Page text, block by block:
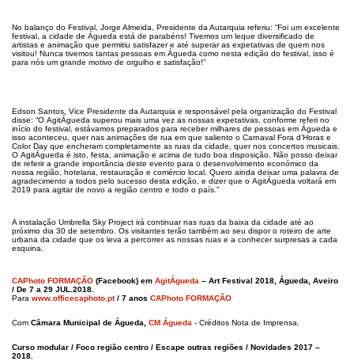
No balanço do Festival, Jorge Almeida, Presidente da Autarquia referiu: “Foi um excelente
festival, a cidade de Águeda está de parabéns! Tivemos um leque diversificado de
artistas e animação que permitiu satisfazer e até superar as expetativas de quem nos
visitou! Nunca tivemos tantas pessoas em Águeda como nesta edição do festival, isso é
para nós um grande motivo de orgulho e satisfação!”
Edson Santos, Vice Presidente da Autarquia e responsável pela organização do Festival
disse: “O AgitÁgueda superou mais uma vez as nossas expetativas, conforme referi no
início do festival, estávamos preparados para receber milhares de pessoas em Águeda e
isso aconteceu, quer nas animações de rua em que saliento o Carnaval Fora d’Horas e
Color Day que encheram completamente as ruas da cidade, quer nos concertos musicais.
O AgitÁgueda é isto, festa, animação e acima de tudo boa disposição. Não posso deixar
de referir a grande importância deste evento para o desenvolvimento económico da
nossa região, hotelaria, restauração e comércio local. Quero ainda deixar uma palavra de
agradecimento a todos pelo sucesso desta edição, e dizer que o AgitÁgueda voltará em
2019 para agitar de novo a região centro e todo o país.”
A instalação Umbrella Sky Project irá continuar nas ruas da baixa da cidade até ao
próximo dia 30 de setembro. Os visitantes terão também ao seu dispor o roteiro de arte
urbana da cidade que os leva a percorrer as nossas ruas e a conhecer surpresas a cada
esquina.
CAPhoto FORMAÇÃO (Facebook) em AgitÁgueda – Art Festival 2018, Águeda, Aveiro
/ De 7 a 29 JUL.2018.
Para www.officecaphoto.pt/ 7 anos CAPhoto FORMAÇÃO
Com Câmara Municipal de Águeda, CM Águeda - Créditos Nota de Imprensa.
Curso modular / Foco região centro / Escape outras regiões / Novidades 2017 –
2018.